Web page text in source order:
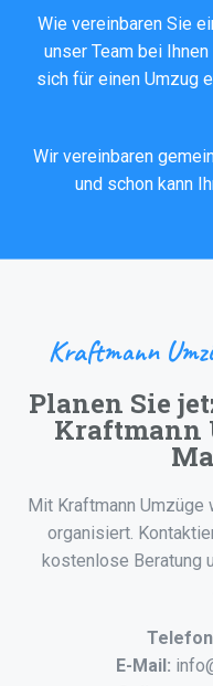
Wie vereinbaren Sie
unser Team bei
sich für einen Umzug
Wir vereinbaren
und schon kann
Kraftmann
Planen Sie
Kraftmann
Mit Kraftmann
organisiert.
kostenlose Beratung
E-Mail: